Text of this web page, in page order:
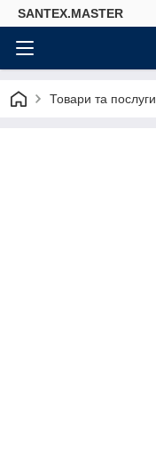
SANTEX.MASTER
Товари та послуги